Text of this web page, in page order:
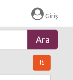
Giriş